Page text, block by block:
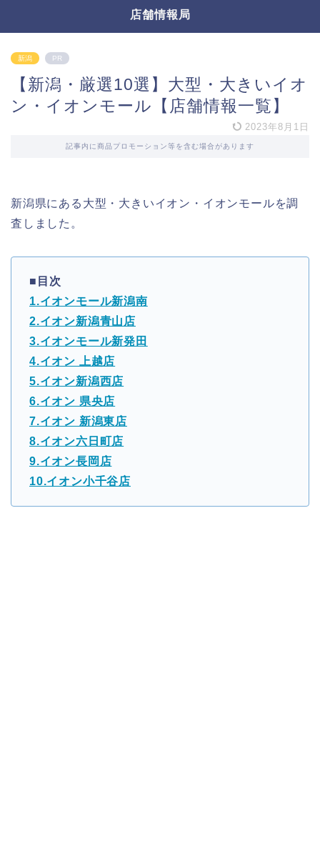
店舗情報局
新潟 PR
【新潟・厳選10選】大型・大きいイオ
ン・イオンモール【店舗情報一覧】
2023年8月1日
記事内に商品プロモーション等を含む場合があります
新潟県にある大型・大きいイオン・イオンモールを調
査しました。
■目次
1.イオンモール新潟南
2.イオン新潟青山店
3.イオンモール新発田
4.イオン 上越店
5.イオン新潟西店
6.イオン 県央店
7.イオン 新潟東店
8.イオン六日町店
9.イオン長岡店
10.イオン小千谷店